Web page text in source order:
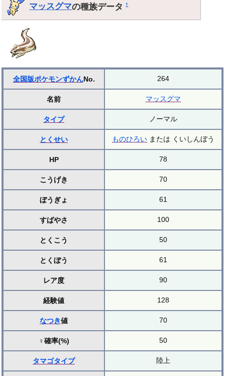
マッスグマの種族データ†
全国版ポケモンずかんNo. 264
名前 マッスグマ
タイプ ノーマル
とくせい ものひろい または くいしんぼう
HP 78
こうげき 70
ぼうぎょ 61
すばやさ 100
とくこう 50
とくぼう 61
レア度 90
経験値 128
なつき値 70
♀確率(%) 50
タマゴタイプ 陸上